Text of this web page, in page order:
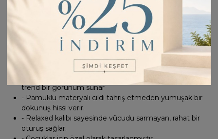
Standart boy kesimiyle vücuda tam oturur ve hareket
özgürlüğü Sağlar
- Çift cepli tasarımı küçük eşyaların taşınması için pratik
bir çözüm sunar
- Şeritli detaylar ile şık ve modern bir görünüm kazandırır
- Sportswear koleksiyonunun bir parçası olarak spor
şıklığını günlük yaşama taşır
trend bir görünüm sunar
- Pamuklu materyali cildi tahriş etmeden yumuşak bir
dokunuş hissi verir.
- Relaxed kalıbı sayesinde vücudu sarmayan, rahat bir
oturuş sağlar.